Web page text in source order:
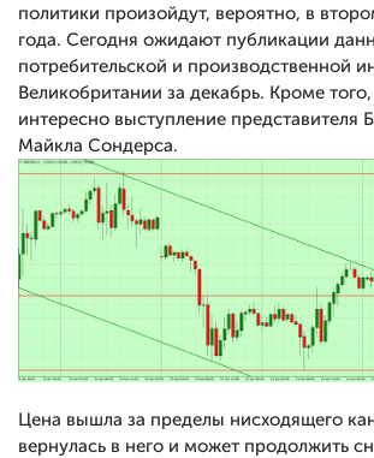
политики произойдут, вероятно, в
года. Сегодня ожидают публикации
потребительской и производственной
Великобритании за декабрь. Кроме
интересно выступление представителя
Майкла Сондерса.
Цена вышла за пределы нисходящего
вернулась в него и может продолжить